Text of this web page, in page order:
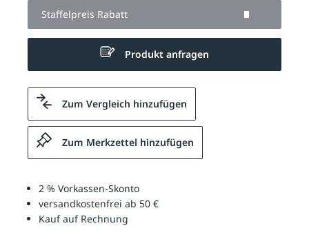
Staffelpreis Rabatt
Produkt anfragen
Zum Vergleich hinzufügen
Zum Merkzettel hinzufügen
2 % Vorkassen-Skonto
versandkostenfrei ab 50 €
Kauf auf Rechnung